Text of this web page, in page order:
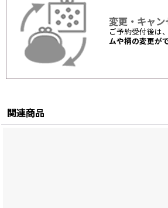
変更・キャン
ご予約受付後は
ムや柄の変更が
関連商品